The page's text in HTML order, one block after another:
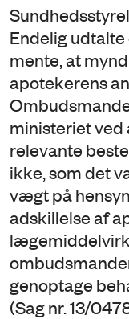
Endelig
mente, at
apotekerens
ministeriet ved
relevante
ikke, som det
vægt på
adskillelse af
genoptage
(Sag nr. 13/